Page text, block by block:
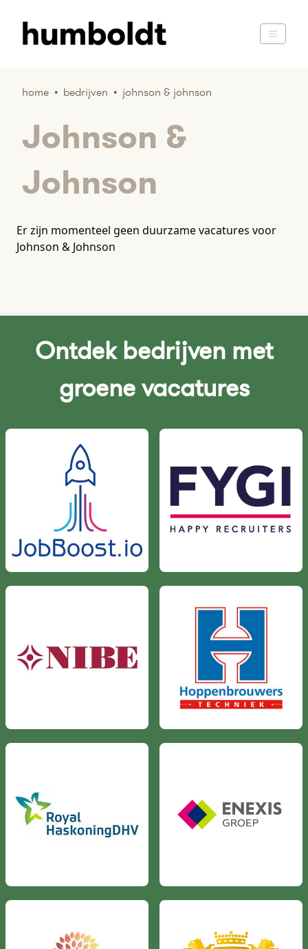
home • bedrijven • johnson & johnson
Johnson &
Johnson
Er zijn momenteel geen duurzame vacatures voor
Johnson & Johnson
Ontdek bedrijven met
groene vacatures